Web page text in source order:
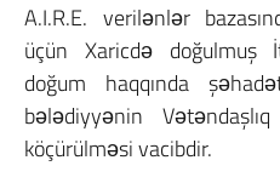
A.I.R.E. verilənlər
üçün Xaricdə doğulmuş
doğum haqqında
bələdiyyənin
köçürülməsi vacibdir.